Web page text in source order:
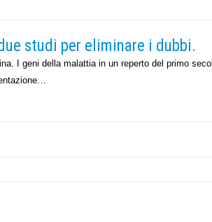
studi per eliminare i dubbi.
I geni della malattia in un reperto del primo